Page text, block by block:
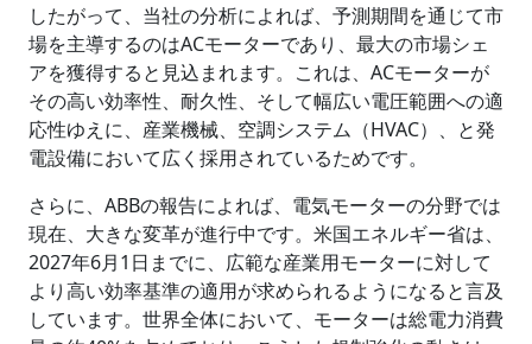
したがって、当社の分析によれば、予測期間を通じて市
場を主導するのはACモーターであり、最大の市場シェ
アを獲得すると見込まれます。これは、ACモーターが
その高い効率性、耐久性、そして幅広い電圧範囲への適
応性ゆえに、産業機械、空調システム（HVAC）、と発
電設備において広く採用されているためです。
さらに、ABBの報告によれば、電気モーターの分野では
現在、大きな変革が進行中です。米国エネルギー省は、
2027年6月1日までに、広範な産業用モーターに対して
より高い効率基準の適用が求められるようになると言及
しています。世界全体において、モーターは総電力消費